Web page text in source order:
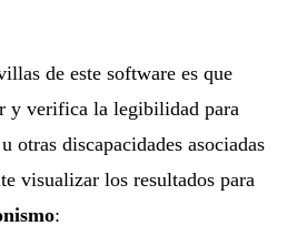
de este software es que
y verifica la legibilidad para
otras discapacidades asociadas
visualizar los resultados para
: